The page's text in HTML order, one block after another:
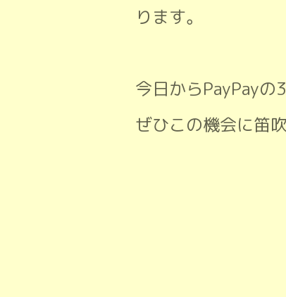
ります。
今日からPayPayの
ぜひこの機会に笛